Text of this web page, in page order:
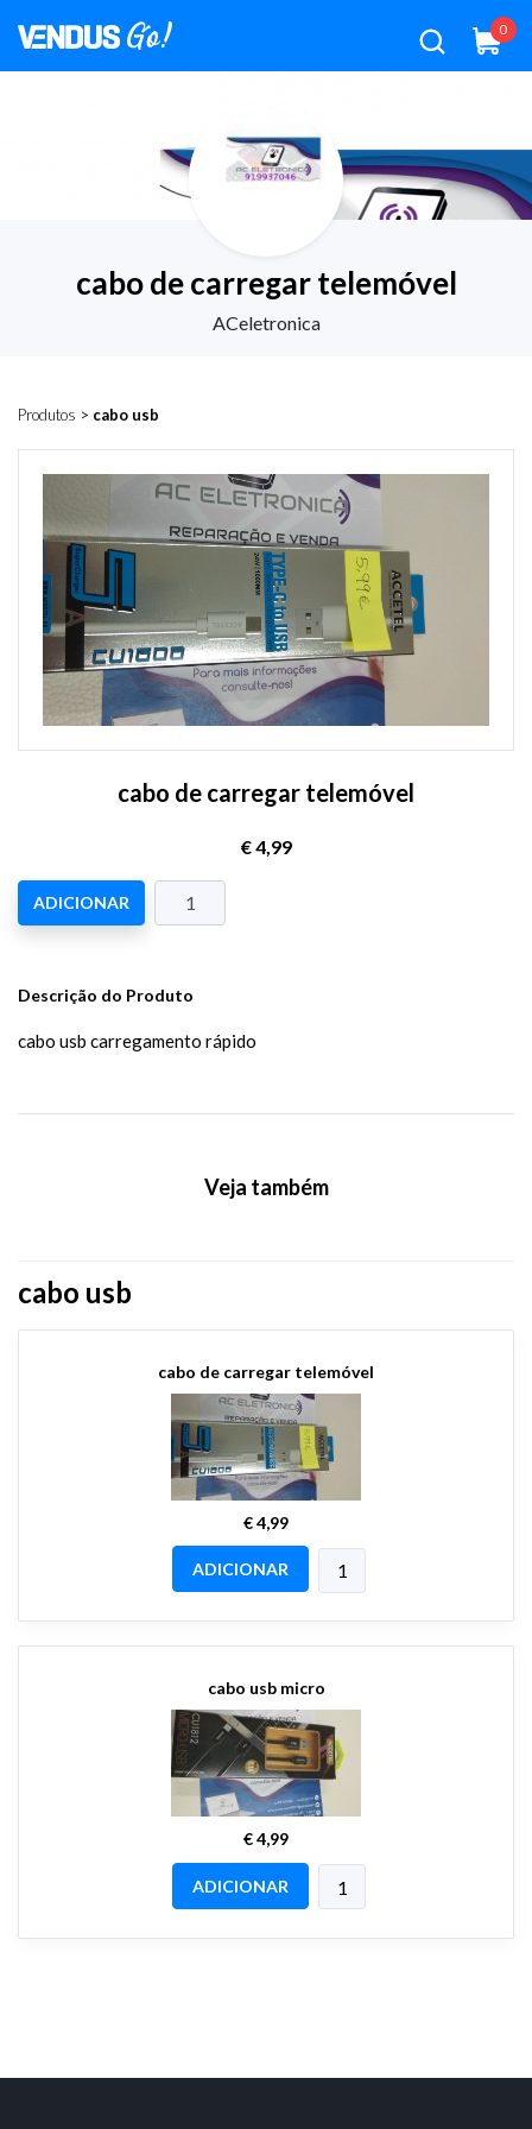
0
cabo de carregar telemóvel
ACeletronica
Produtos > cabo usb
cabo de carregar telemóvel
€ 4,99
ADICIONAR
Descrição do Produto
cabo usb carregamento rápido
Veja também
cabo usb
cabo de carregar telemóvel
€ 4,99
ADICIONAR
cabo usb micro
€ 4,99
ADICIONAR